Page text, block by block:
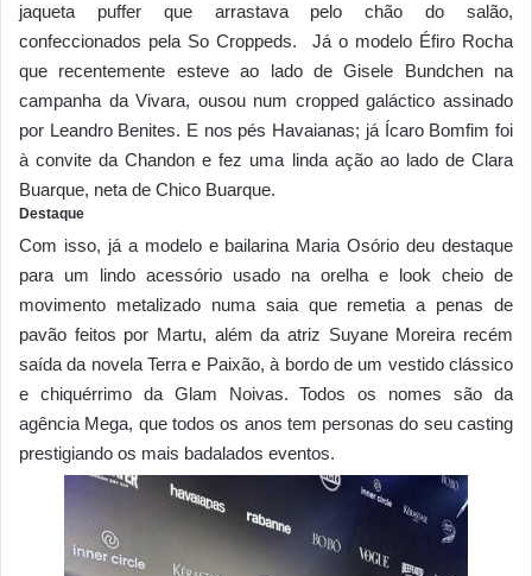
jaqueta puffer que arrastava pelo chão do salão,
confeccionados pela So Croppeds. Já o modelo Éfiro Rocha
que recentemente esteve ao lado de Gisele Bundchen na
campanha da Vivara, ousou num cropped galáctico assinado
por Leandro Benites. E nos pés Havaianas; já Ícaro Bomfim foi
à convite da Chandon e fez uma linda ação ao lado de Clara
Buarque, neta de Chico Buarque.
Destaque
Com isso, já a modelo e bailarina Maria Osório deu destaque
para um lindo acessório usado na orelha e look cheio de
movimento metalizado numa saia que remetia a penas de
pavão feitos por Martu, além da atriz Suyane Moreira recém
saída da novela Terra e Paixão, à bordo de um vestido clássico
e chiquérrimo da Glam Noivas. Todos os nomes são da
agência Mega, que todos os anos tem personas do seu casting
prestigiando os mais badalados eventos.